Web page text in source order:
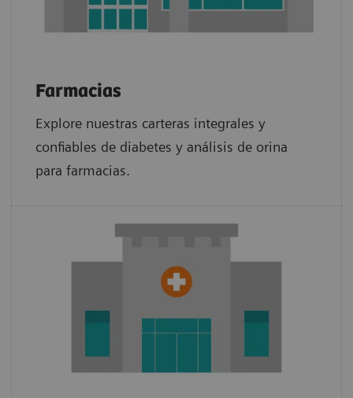
Farmacias
Explore nuestras carteras integrales y
confiables de diabetes y análisis de orina
para farmacias.